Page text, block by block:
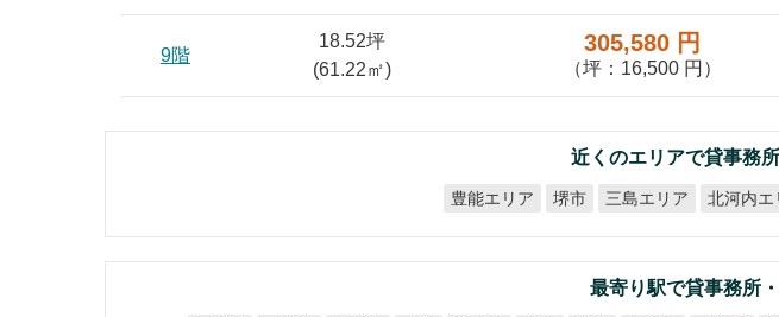
9階
18.52坪
(61.22㎡)
305,580 円
（坪：16,500 円）
近くのエリアで貸事務
豊能エリア 堺市 三島エリア 北河内エ
最寄り駅で貸事務所